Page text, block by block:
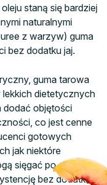
staną się bardziej
naturalnymi
z warzyw) guma
bez dodatku jaj.
guma tarowa
dietetycznych
dodać objętości
co jest cenne
gotowych
jak niektóre
sięgać po gumę
bez dodatku